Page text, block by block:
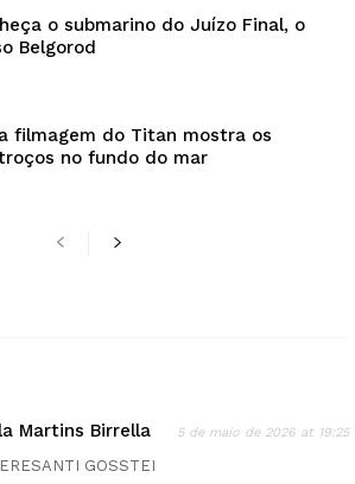
o submarino do Juízo Final, o
Belgorod
filmagem do Titan mostra os
no fundo do mar
Martins Birrella 5 de maio de 2026 at 19:25
GOSSTEI